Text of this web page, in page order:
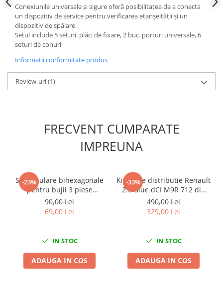
Slefuitoare electrice
Scule fixare distributie
Alfa romeo
Bmw
Chevrolet
Chrysler
Lancia
Land Rover
Conexiunile universale și sigure oferă posibilitatea de a conecta
un dispozitiv de service pentru verificarea etanșeității și un
dispozitiv de spălare.
Setul include 5 seturi. plăci de fixare, 2 buc. porturi universale, 6
seturi de conuri
Informatii conformitate produs
Review-uri(1)
FRECVENT CUMPARATE
IMPREUNA
-23%
Set tubulare bihexagonale
pentru bujii 3 piese
14,16,18mm 3/8"
90,00 Lei
69,00 Lei
IN STOC
ADAUGA IN COS
-33%
Kit fixare distributie Renault
2.0 Blue dCI M9R 712 din
2020
490,00 Lei
329,00 Lei
IN STOC
ADAUGA IN COS